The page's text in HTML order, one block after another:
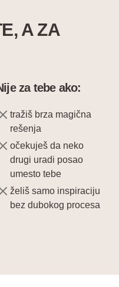
A ZA
za tebe ako:
tražiš brza magična
rešenja
očekuješ da neko
drugi uradi posao
umesto tebe
želiš samo inspiraciju
bez dubokog procesa